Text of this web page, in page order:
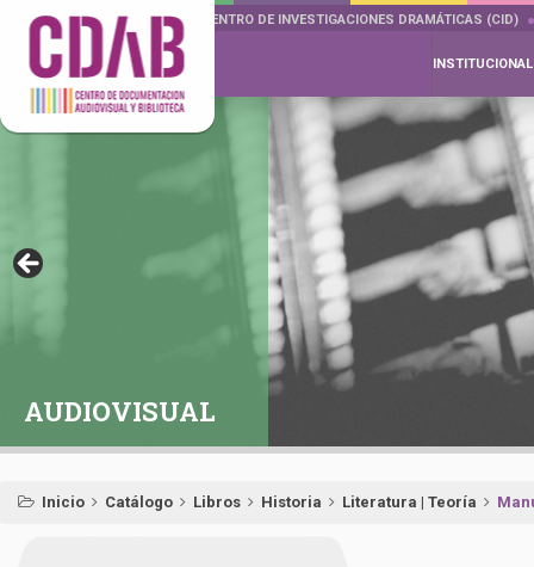
DOCUMENTA DRAMÁTICAS CENTRO DE INVESTIGACIONES DRAMÁTICAS (CID)
INSTITUCIONAL
AUDIOVISUAL
Inicio Catálogo Libros Historia Literatura | Teoría